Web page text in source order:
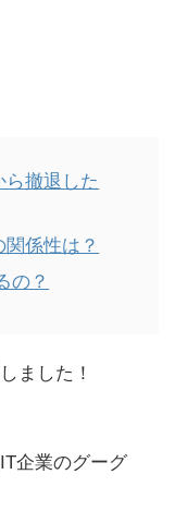
ら撤退した
係性は？
の？
ました！
企業のグーグ